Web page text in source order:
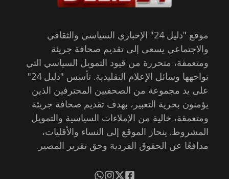
موقع "دليل 24" الإخباري السياسي والثقافي
والاجتماعي يسعى إلى تقديم صحافة جريئة
ومتعمقة، متحررة من قيود التمويل السياسي التي
تواجهها وسائل الإعلام التقليدية. تأسس "دليل 24"
على يد مجموعة من الصحفيين المحترفين الذين
يؤمنون بحرية التعبير، بهدف تقديم صحافة جريئة
ومتعمقة، خالية من الإملاءات السياسية والتمويل
المشروط. ينحاز الموقع إلى النساء والأقليات،
مدافعًا عن الحقوق الفردية وحق تقرير المصير.